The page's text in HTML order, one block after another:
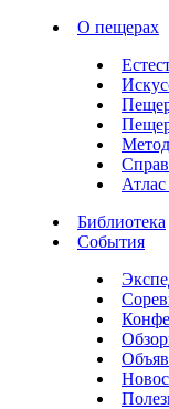
О пещерах
Библиотека
События